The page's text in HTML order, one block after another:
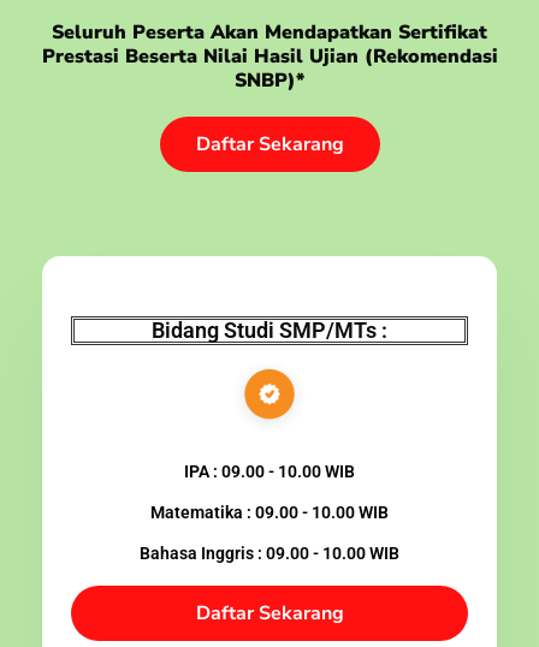
Seluruh Peserta Akan Mendapatkan Sertifikat
Prestasi Beserta Nilai Hasil Ujian (rekomendasi
SNBP)*
Daftar Sekarang
Bidang Studi SMP/MTs :
IPA : 09.00 - 10.00 WIB
Matematika : 09.00 - 10.00 WIB
Bahasa Inggris : 09.00 - 10.00 WIB
Daftar Sekarang